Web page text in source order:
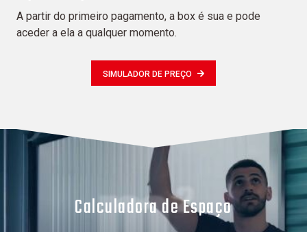
A partir do primeiro pagamento, a box é sua e pode
aceder a ela a qualquer momento.
SIMULADOR DE PREÇO
Calculadora de Espaço